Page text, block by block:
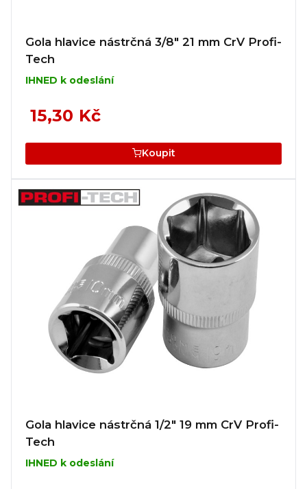
Gola hlavice nástrčná 3/8" 21 mm CrV Profi-
Tech
IHNED k odeslání
15,30 Kč
Koupit
Gola hlavice nástrčná 1/2" 19 mm CrV Profi-
Tech
IHNED k odeslání